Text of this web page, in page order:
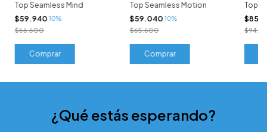
Top Seamless Mind
$59.940 10%
$66.600
Comprar
Top Seamless Motion
$59.040 10%
$65.600
Comprar
Top
¿Qué estás esperando?